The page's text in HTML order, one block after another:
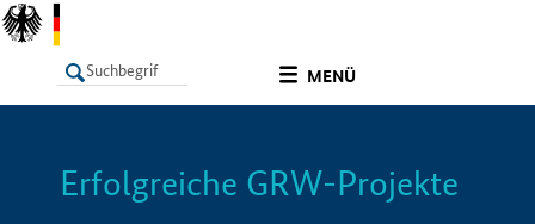
MENÜ
LISTE Info
Erfolgreiche GRW-Projekte